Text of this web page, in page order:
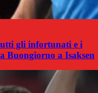
gli infortunati e i
Buongiorno a Isaksen